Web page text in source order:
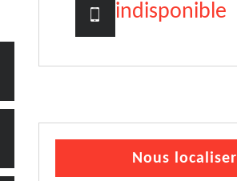
indisponible
Nous localiser